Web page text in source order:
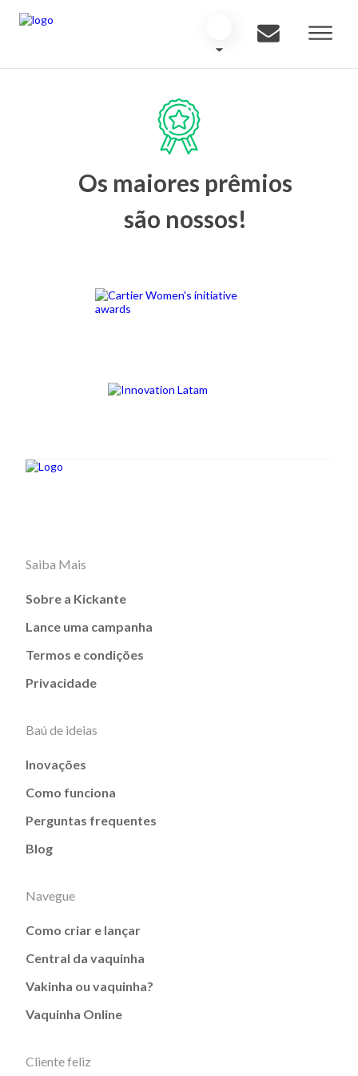
Os maiores prêmios
são nossos!
Saiba Mais
Sobre a Kickante
Lance uma campanha
Termos e condições
Privacidade
Baú de ideias
Inovações
Como funciona
Perguntas frequentes
Blog
Navegue
Como criar e lançar
Central da vaquinha
Vakinha ou vaquinha?
Vaquinha Online
Cliente feliz